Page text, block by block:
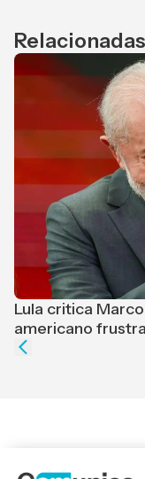
Relacionadas
Lula critica
americano